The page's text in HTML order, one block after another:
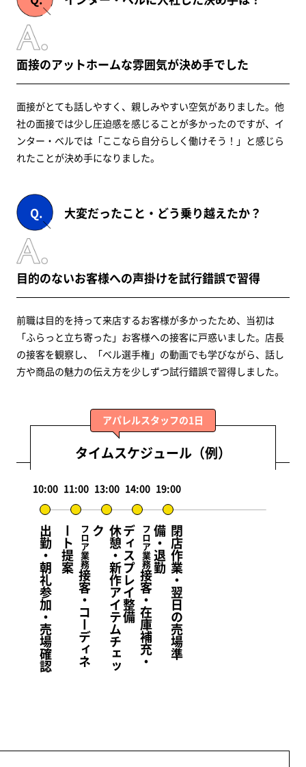
面接のアットホームな雰囲気が決め手でした
面接がとても話しやすく、親しみやすい空気がありました。他
社の面接では少し圧迫感を感じることが多かったのですが、イ
ンター・ベルでは「ここなら自分らしく働けそう！」と感じら
れたことが決め手になりました。
大変だったこと・どう乗り越えたか？
目的のないお客様への声掛けを試行錯誤で習得
前職は目的を持って来店するお客様が多かったため、当初は
「ふらっと立ち寄った」お客様への接客に戸惑いました。店長
の接客を観察し、「ベル選手権」の動画でも学びながら、話し
方や商品の魅力の伝え方を少しずつ試行錯誤で習得しました。
アパレルスタッフの1日
タイムスケジュール（例）
10:00
出勤・朝礼参加・売場確認
11:00
フロア業務
接
客
・
コ
ー
デ
ィ
ネ
ー
ト
提
案
13:00
休
憩
・
新
作
ア
イ
テ
ム
チ
ェ
ッ
ク
14:00
フロア業務
接
客
・
在
庫
補
充
・
ディ
ス
プ
レ
イ
整
備
19:00
閉
店
作
業
・
翌
日
の
売
場
準
備
・
退
勤